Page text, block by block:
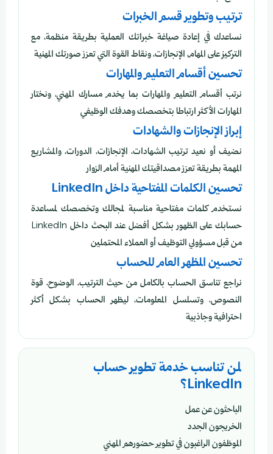
ترتيب وتطوير قسم الخبرات
نساعدك في إعادة صياغة خبراتك العملية بطريقة منظمة، مع
التركيز على المهام، الإنجازات، ونقاط القوة التي تعزز صورتك المهنية
تحسين أقسام التعليم والمهارات
نرتب أقسام التعليم والمهارات بما يخدم مسارك المهني، ونختار
المهارات الأكثر ارتباطا بتخصصك وهدفك الوظيفي
إبراز الإنجازات والشهادات
نضيف أو نعيد ترتيب الشهادات، الإنجازات، الدورات، والمشاريع
المهمة بطريقة تعزز مصداقيتك المهنية أمام الزوار
تحسين الكلمات المفتاحية داخل LinkedIn
نستخدم كلمات مفتاحية مناسبة لمجالك وتخصصك لمساعدة
حسابك على الظهور بشكل أفضل عند البحث داخل LinkedIn
من قبل مسؤولي التوظيف أو العملاء المحتملين
تحسين المظهر العام للحساب
نراجع تناسق الحساب بالكامل من حيث الترتيب، الوضوح، قوة
النصوص، وتسلسل المعلومات، ليظهر الحساب بشكل أكثر
احترافية وجاذبية
لمن تناسب خدمة تطوير حساب
LinkedIn؟
الباحثون عن عمل
الخريجون الجدد
الموظفون الراغبون في تطوير حضورهم المهني